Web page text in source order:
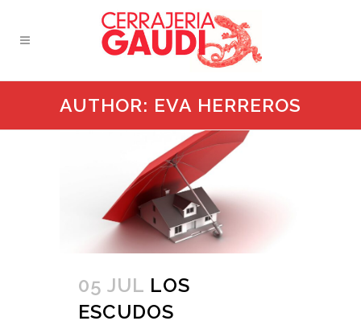
AUTHOR: EVA HERREROS
05 JUL LOS
ESCUDOS